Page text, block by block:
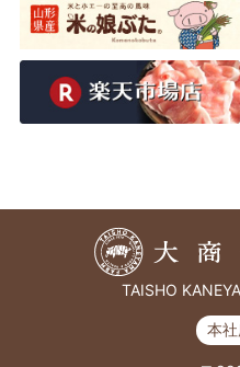
TAISHO
本